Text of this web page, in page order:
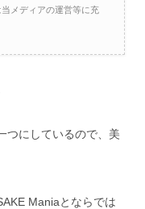
メディアの運営等に充
つにしているので、美
Maniaとならでは